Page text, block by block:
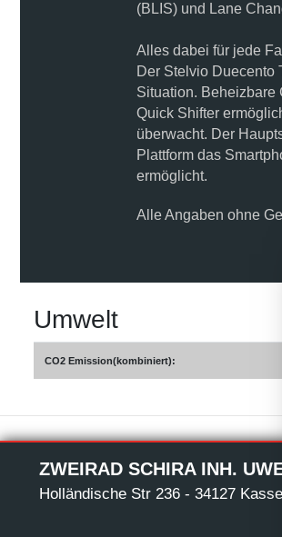
(BLIS) und Lane
Alles dabei für jede
Der Stelvio Duecento
Situation. Beheizbare
Quick Shifter
überwacht. Der
Plattform das
ermöglicht.
Alle Angaben ohne
Umwelt
CO2 Emission(kombiniert):
ZWEIRAD SCHIRA INH.
Holländische Str 236 -34127